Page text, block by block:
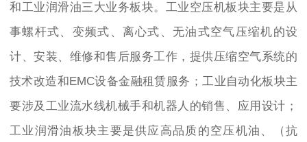
和工业润滑油三大业务板块。工业空压机板块主要是从
事螺杆式、变频式、离心式、无油式空气压缩机的设
计、安装、维修和售后服务工作，提供压缩空气系统的
技术改造和EMC设备金融租赁服务；工业自动化板块主
要涉及工业流水线机械手和机器人的销售、应用设计；
工业润滑油板块主要是供应高品质的空压机油、（抗